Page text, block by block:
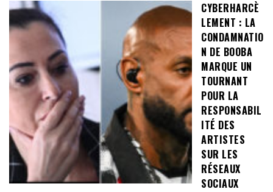
CYBERHARCÈ
LEMENT : LA
CONDAMNATIO
N DE BOOBA
MARQUE UN
TOURNANT
POUR LA
RESPONSABIL
ITÉ DES
ARTISTES
SUR LES
RÉSEAUX
SOCIAUX